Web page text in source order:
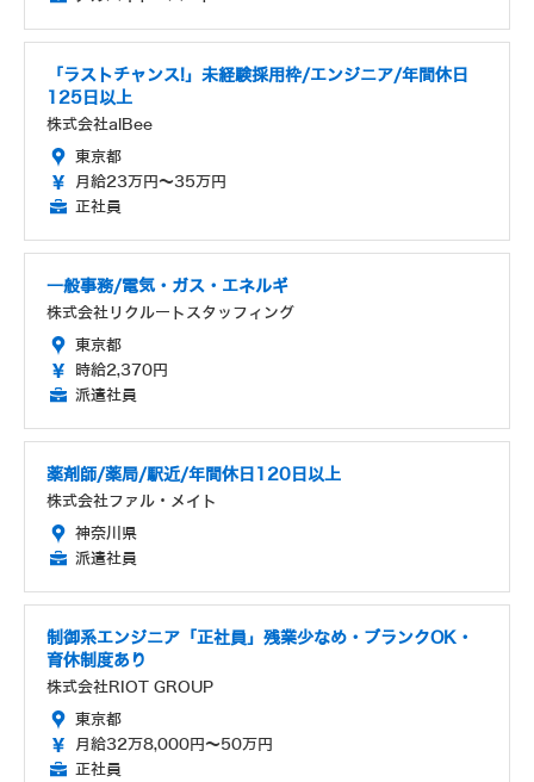
「ラストチャンス!」未経験採用枠/エンジニア/年間休日
125日以上
株式会社alBee
東京都
月給23万円～35万円
正社員
一般事務/電気・ガス・エネルギ
株式会社リクルートスタッフィング
東京都
時給2,370円
派遣社員
薬剤師/薬局/駅近/年間休日120日以上
株式会社ファル・メイト
神奈川県
派遣社員
制御系エンジニア「正社員」残業少なめ・ブランクOK・
育休制度あり
株式会社RIOT GROUP
東京都
月給32万8,000円～50万円
正社員